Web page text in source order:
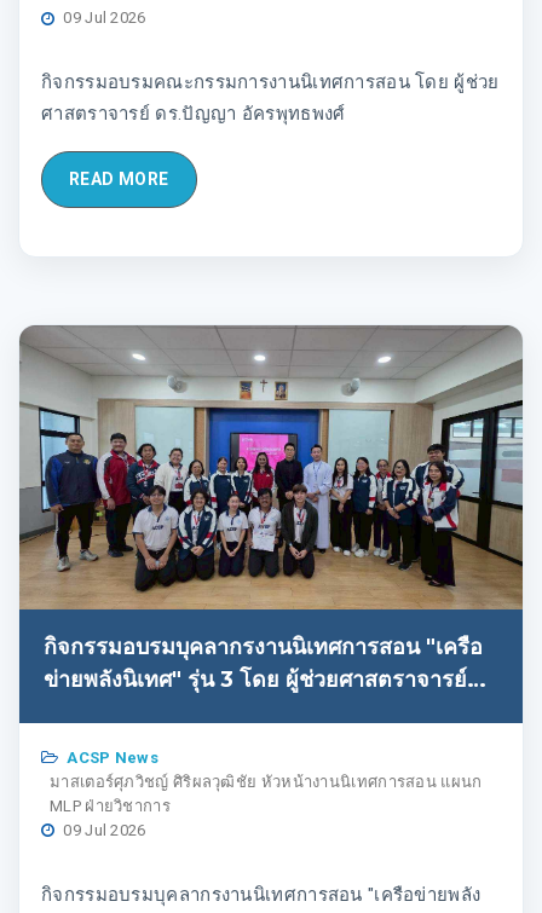
09 Jul 2026
กิจกรรมอบรมคณะกรรมการงานนิเทศการสอน โดย ผู้ช่วย
ศาสตราจารย์ ดร.ปัญญา อัครพุทธพงศ์
READ MORE
กิจกรรมอบรมบุคลากรงานนิเทศการสอน "เครือ
ข่ายพลังนิเทศ" รุ่น 3 โดย ผู้ช่วยศาสตราจารย์
ACSP News
มาสเตอร์ศุภวิชญ์ ศิริผลวุฒิชัย หัวหน้างานนิเทศการสอน แผนก
MLP ฝ่ายวิชาการ
09 Jul 2026
กิจกรรมอบรมบุคลากรงานนิเทศการสอน "เครือข่ายพลัง